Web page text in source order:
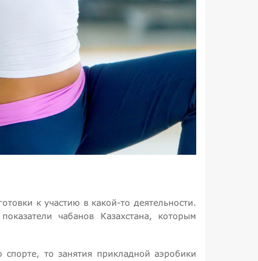
к участию в какой-то деятельности.
чабанов Казахстана, которым
то занятия прикладной аэробики